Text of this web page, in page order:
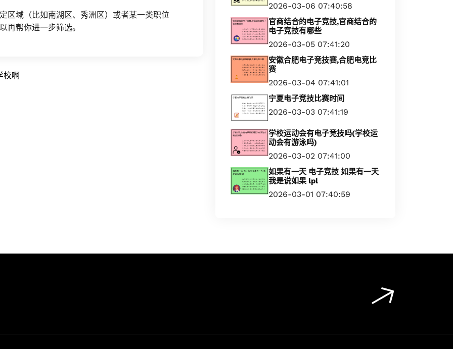
区域（比如南湖区、秀洲区）或者某一类职位
再帮你进一步筛选。
校啊
2026-03-06 07:40:58
官商结合的电子竞技,官商结合的
电子竞技有哪些
2026-03-05 07:41:20
安徽合肥电子竞技赛,合肥电竞比
赛
2026-03-04 07:41:01
宁夏电子竞技比赛时间
2026-03-03 07:41:19
学校运动会有电子竞技吗(学校运
动会有游泳吗)
2026-03-02 07:41:00
如果有一天 电子竞技 如果有一天
我是说如果 lpl
2026-03-01 07:40:59